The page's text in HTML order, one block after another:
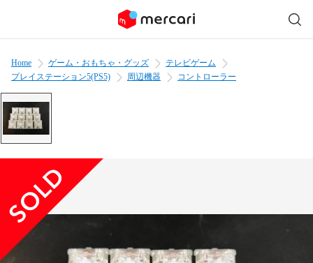
Home ゲーム・おもちゃ・グッズ
テレビゲーム
プレイステーション5(PS5)
周辺機器 コントローラー